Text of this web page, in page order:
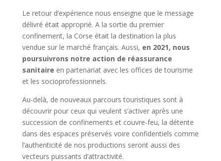
Le retour d’expérience nous enseigne que le message
délivré était approprié. A la sortie du premier
confinement, la Corse était la destination la plus
vendue sur le marché français. Aussi, en 2021, nous
poursuivrons notre action de réassurance
sanitaire en partenariat avec les offices de tourisme
et les socioprofessionnels.
Au-delà, de nouveaux parcours touristiques sont à
découvrir pour ceux qui veulent s’activer après une
succession de confinements et couvre-feu, la détente
dans des espaces préservés voire confidentiels comme
l’authenticité de nos productions seront aussi des
vecteurs puissants d’attractivité.